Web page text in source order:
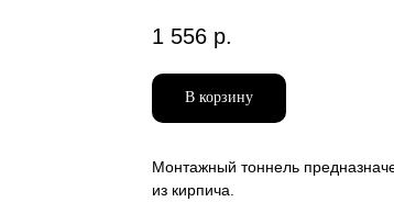
1 556 р.
В корзину
Монтажный тоннель
из кирпича.